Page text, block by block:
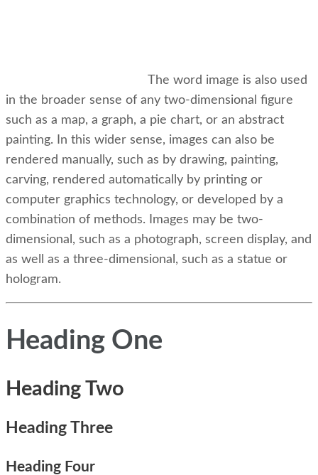
The word image is also used
in the broader sense of any two-dimensional figure
such as a map, a graph, a pie chart, or an abstract
painting. In this wider sense, images can also be
rendered manually, such as by drawing, painting,
carving, rendered automatically by printing or
computer graphics technology, or developed by a
combination of methods. Images may be two-
dimensional, such as a photograph, screen display, and
as well as a three-dimensional, such as a statue or
hologram.
Heading One
Heading Two
Heading Three
Heading Four